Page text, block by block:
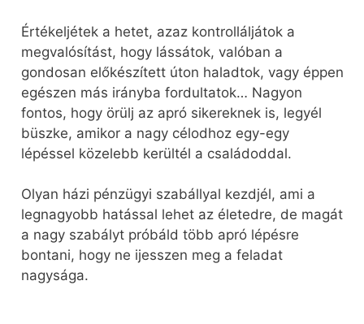
Értékeljétek a hetet, azaz kontrolláljátok a
megvalósítást, hogy lássátok, valóban a
gondosan előkészített úton haladtok, vagy éppen
egészen más irányba fordultatok… Nagyon
fontos, hogy örülj az apró sikereknek is, legyél
büszke, amikor a nagy célodhoz egy-egy
lépéssel közelebb kerültél a családoddal.
Olyan házi pénzügyi szabállyal kezdjél, ami a
legnagyobb hatással lehet az életedre, de magát
a nagy szabályt próbáld több apró lépésre
bontani, hogy ne ijesszen meg a feladat
nagysága.